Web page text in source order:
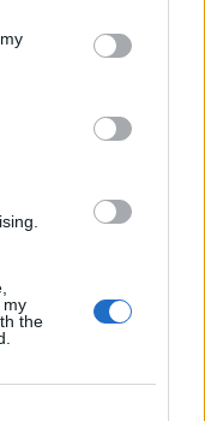
my
the
να βρουν
τύπου Toll